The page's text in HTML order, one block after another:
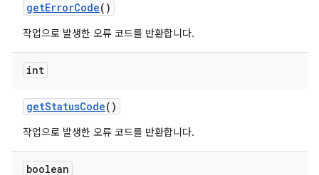
getErrorCode()
작업으로 발생한 오류 코드를 반환합니다.
int
getStatusCode()
작업으로 발생한 오류 코드를 반환합니다.
boolean